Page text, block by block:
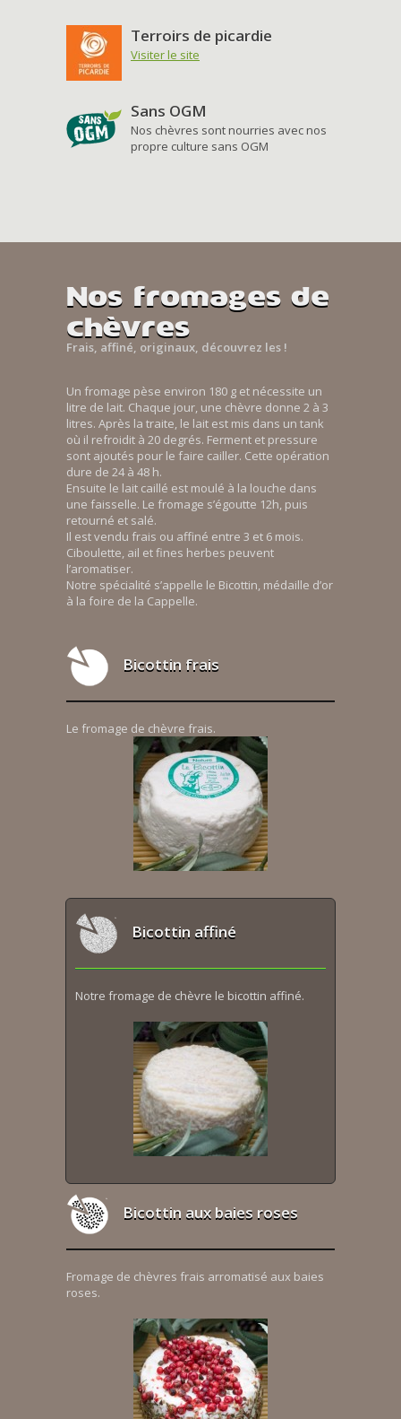
Terroirs de picardie
Visiter le site
Sans OGM
Nos chèvres sont nourries avec nos
propre culture sans OGM
Nos fromages de
chèvres
Frais, affiné, originaux, découvrez les !
Un fromage pèse environ 180 g et nécessite un
litre de lait. Chaque jour, une chèvre donne 2 à 3
litres. Après la traite, le lait est mis dans un tank
où il refroidit à 20 degrés. Ferment et pressure
sont ajoutés pour le faire cailler. Cette opération
dure de 24 à 48 h.
Ensuite le lait caillé est moulé à la louche dans
une faisselle. Le fromage s’égoutte 12h, puis
retourné et salé.
Il est vendu frais ou affiné entre 3 et 6 mois.
Ciboulette, ail et fines herbes peuvent
l’aromatiser.
Notre spécialité s’appelle le Bicottin, médaille d’or
à la foire de la Cappelle.
Bicottin frais
Le fromage de chèvre frais.
Bicottin affiné
Notre fromage de chèvre le bicottin affiné.
Bicottin aux baies roses
Fromage de chèvres frais arromatisé aux baies
roses.